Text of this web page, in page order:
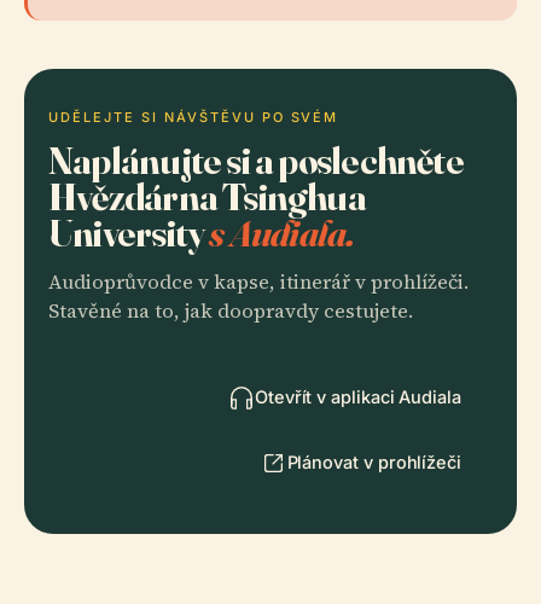
UDĚLEJTE SI NÁVŠTĚVU PO SVÉM
Naplánujte si a poslechněte
Hvězdárna Tsinghua
Universitys Audiala.
Audioprůvodce v kapse, itinerář v prohlížeči.
Stavěné na to, jak doopravdy cestujete.
Otevřít v aplikaci Audiala
Plánovat v prohlížeči